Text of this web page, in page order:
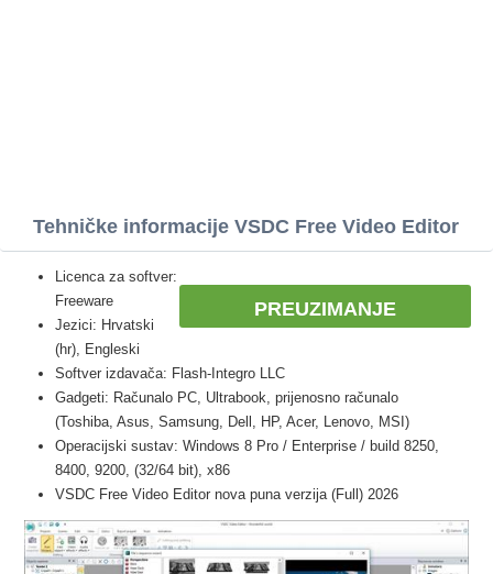
Tehničke informacije VSDC Free Video Editor
PREUZIMANJE
Licenca za softver:
Freeware
Jezici: Hrvatski
(hr), Engleski
Softver izdavača: Flash-Integro LLC
Gadgeti: Računalo PC, Ultrabook, prijenosno računalo
(Toshiba, Asus, Samsung, Dell, HP, Acer, Lenovo, MSI)
Operacijski sustav: Windows 8 Pro / Enterprise / build 8250,
8400, 9200, (32/64 bit), x86
VSDC Free Video Editor nova puna verzija (Full) 2026